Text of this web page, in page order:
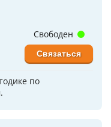
по
Свободен
Связаться